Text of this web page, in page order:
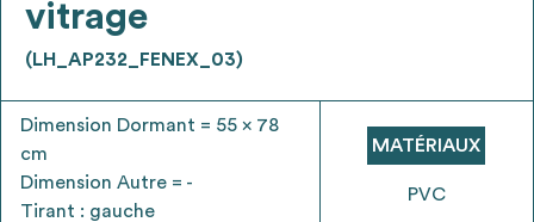
Être recontacté afin d’obtenir plus de
renseignements sur les modalités et
stratégies de récupérations
vitrage
(LH_AP232_FENEX_03)
Dimension Dormant = 55 x 78
cm
Dimension Autre = -
Tirant : gauche
MATÉRIAUX
PVC